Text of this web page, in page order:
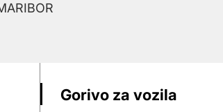
Gorivo za vozila